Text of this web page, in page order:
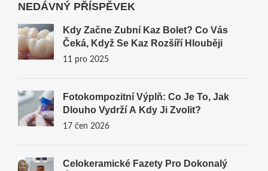
NEDÁVNÝ PŘÍSPĚVEK
Kdy Začne Zubní Kaz Bolet? Co Vás
Čeká, Když Se Kaz Rozšíří Hlouběji
11 pro 2025
Fotokompozitní Výplň: Co Je To, Jak
Dlouho Vydrží A Kdy Ji Zvolit?
17 čen 2026
Celokeramické Fazety Pro Dokonalý